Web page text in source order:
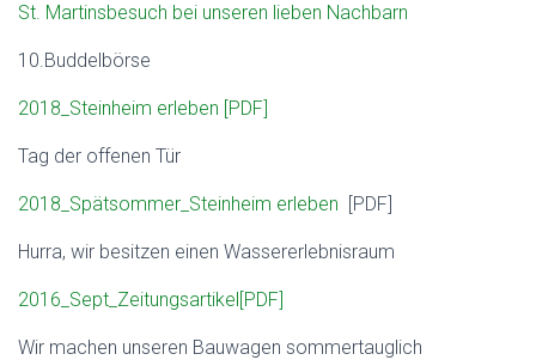
St. Martinsbesuch bei unseren lieben Nachbarn
10.Buddelbörse
2018_Steinheim erleben [PDF]
Tag der offenen Tür
2018_Spätsommer_Steinheim erleben [PDF]
Hurra, wir besitzen einen Wassererlebnisraum
2016_Sept_Zeitungsartikel[PDF]
Wir machen unseren Bauwagen sommertauglich